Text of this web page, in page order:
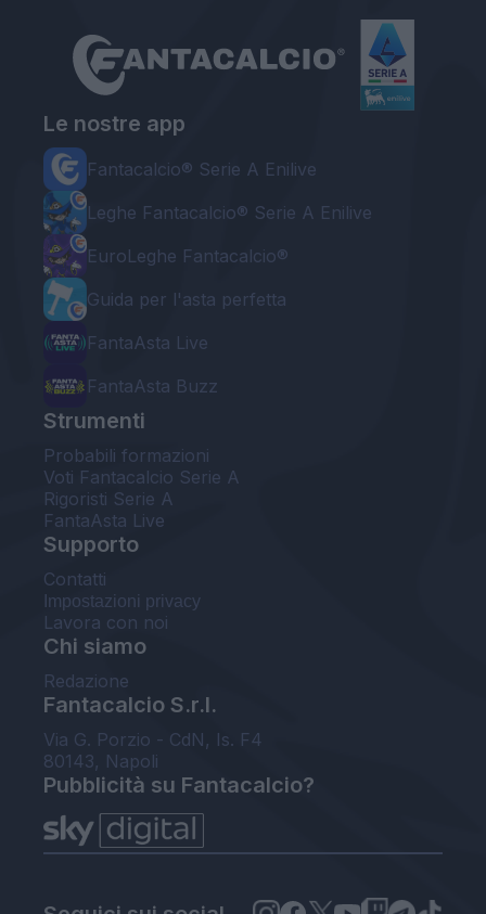
Le nostre app
Fantacalcio® Serie A Enilive
Leghe Fantacalcio® Serie A Enilive
EuroLeghe Fantacalcio®
Guida per l'asta perfetta
FantaAsta Live
FantaAsta Buzz
Strumenti
Probabili formazioni
Voti Fantacalcio Serie A
Rigoristi Serie A
FantaAsta Live
Supporto
Contatti
Impostazioni privacy
Lavora con noi
Chi siamo
Redazione
Fantacalcio S.r.l.
Via G. Porzio - CdN, Is. F4
80143, Napoli
Pubblicità su Fantacalcio?